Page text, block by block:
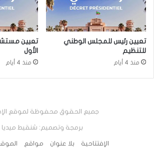
تعيين رئيس للمجلس الوطني
للتنظيم
منذ 4 أيام
تعيين
الأول
منذ 4 أيام
جميع الحقوق محفوظة لموقع
برمجة وتصميم: شنقيط ميديا
الإفتتاحية بلا عنوان مواقع